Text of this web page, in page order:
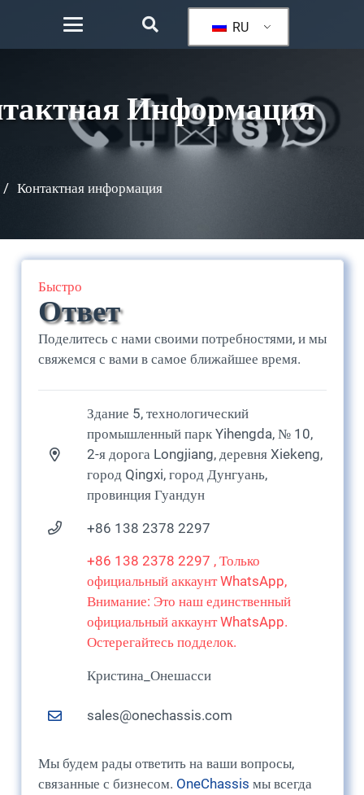
RU
Информация
/ Контактная информация
Быстро
Ответ
Поделитесь с нами своими потребностями, и мы
свяжемся с вами в самое ближайшее время.
Здание 5, технологический
промышленный парк Yihengda, № 10,
2-я дорога Longjiang, деревня Xiekeng,
город Qingxi, город Дунгуань,
провинция Гуандун
+86 138 2378 2297
+86 138 2378 2297 , Только
официальный аккаунт WhatsApp,
Внимание: Это наш единственный
официальный аккаунт WhatsApp.
Остерегайтесь подделок.
Кристина_Онешасси
sales@onechassis.com
Мы будем рады ответить на ваши вопросы,
связанные с бизнесом. OneChassis мы всегда